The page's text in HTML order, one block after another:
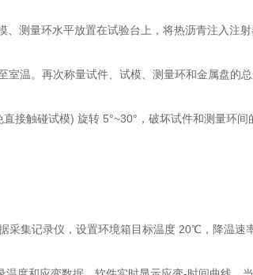
、测量环水平放置在试验台上，将热沥青注入注
室温。再次称量试件、试模、测量环和金属盘的
接触碰试模) 旋转 5°~30°，破坏试件和测量环
采集记录仪，设置环境箱目标温度 20℃，降温